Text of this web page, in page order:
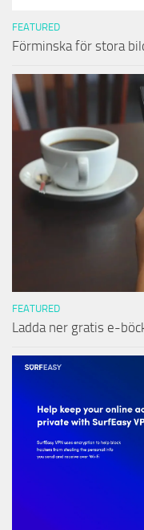
FEATURED
Förminska för stora
FEATURED
Ladda ner gratis e-